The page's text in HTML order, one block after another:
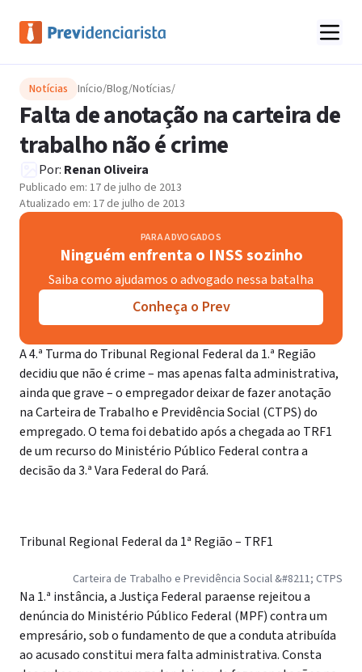
Notícias Início/Blog/Notícias/
Falta de anotação na carteira de
trabalho não é crime
Por: Renan Oliveira
Publicado em: 17 de julho de 2013
Atualizado em: 17 de julho de 2013
PARA ADVOGADOS
Ninguém enfrenta o INSS sozinho
Saiba como ajudamos o advogado nessa batalha
Conheça o Prev
A 4.ª Turma do Tribunal Regional Federal da 1.ª Região
decidiu que não é crime – mas apenas falta administrativa,
ainda que grave – o empregador deixar de fazer anotação
na Carteira de Trabalho e Previdência Social (CTPS) do
empregado. O tema foi debatido após a chegada ao TRF1
de um recurso do Ministério Público Federal contra a
decisão da 3.ª Vara Federal do Pará.
Tribunal Regional Federal da 1ª Região – TRF1
Carteira de Trabalho e Previdência Social &#8211; CTPS
Na 1.ª instância, a Justiça Federal paraense rejeitou a
denúncia do Ministério Público Federal (MPF) contra um
empresário, sob o fundamento de que a conduta atribuída
ao acusado constitui mera falta administrativa. Consta